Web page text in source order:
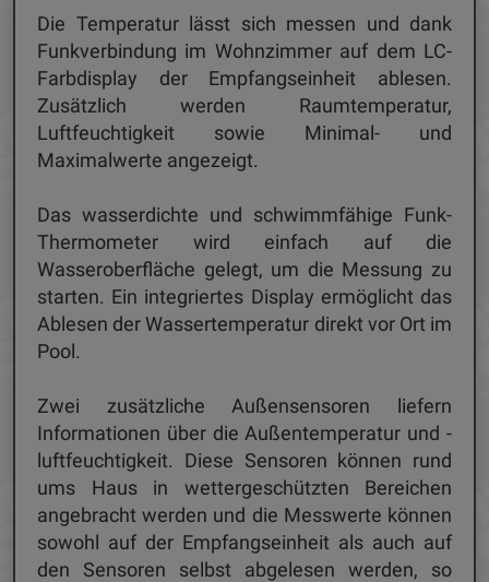
Die Temperatur lässt sich messen und dank
Funkverbindung im Wohnzimmer auf dem LC-
Farbdisplay der Empfangseinheit ablesen.
Zusätzlich werden Raumtemperatur,
Luftfeuchtigkeit sowie Minimal- und
Maximalwerte angezeigt.
Das wasserdichte und schwimmfähige Funk-
Thermometer wird einfach auf die
Wasseroberfläche gelegt, um die Messung zu
starten. Ein integriertes Display ermöglicht das
Ablesen der Wassertemperatur direkt vor Ort im
Pool.
Zwei zusätzliche Außensensoren liefern
Informationen über die Außentemperatur und -
luftfeuchtigkeit. Diese Sensoren können rund
ums Haus in wettergeschützten Bereichen
angebracht werden und die Messwerte können
sowohl auf der Empfangseinheit als auch auf
den Sensoren selbst abgelesen werden, so